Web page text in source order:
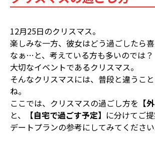
12月25日のクリスマス。
楽しみな一方、彼女はどう過ごしたら
なぁ…と、考えている方も多いのでは？
大切なイベントであるクリスマス。
そんなクリスマスには、普段と違うこ
ね。
ここでは、クリスマスの過ごし方を 【
と、
【自宅で過ごす予定】 に分けてご提
デートプランの参考にしてみてください